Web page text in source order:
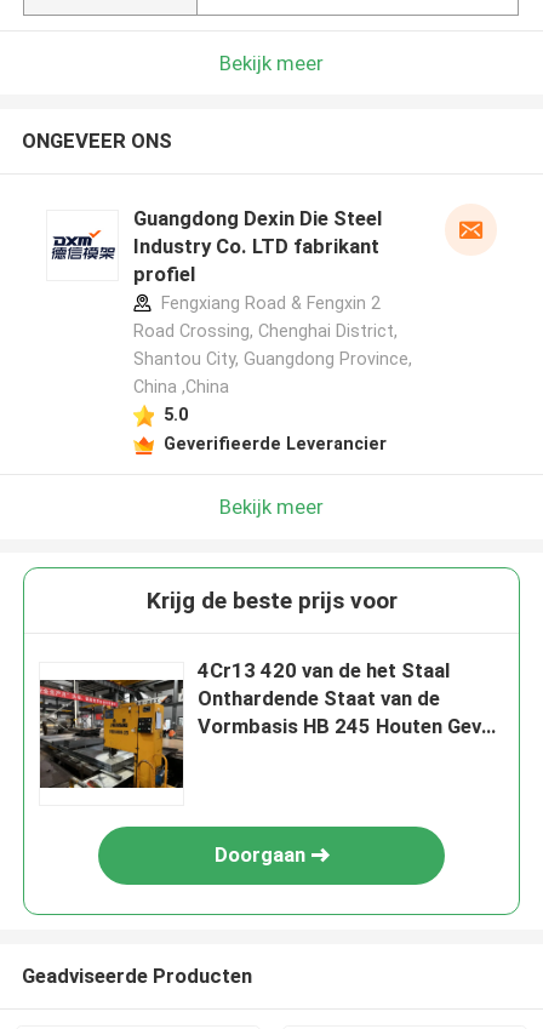
Bekijk meer
ONGEVEER ONS
Guangdong Dexin Die Steel
Industry Co. LTD fabrikant
profiel
Fengxiang Road & Fengxin 2
Road Crossing, Chenghai District,
Shantou City, Guangdong Province,
China ,China
5.0
Geverifieerde Leverancier
Bekijk meer
Krijg de beste prijs voor
4Cr13 420 van de het Staal
Onthardende Staat van de
Vormbasis HB 245 Houten Geval
Doorgaan
Geadviseerde Producten